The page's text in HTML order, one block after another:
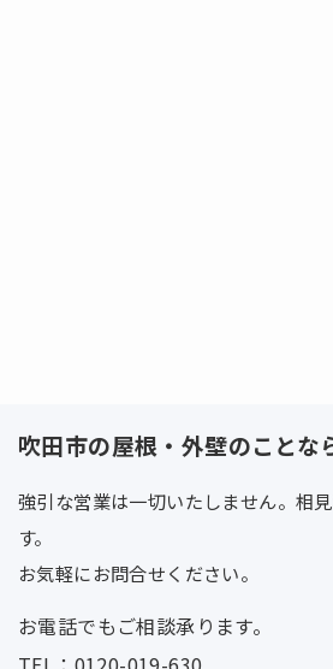
吹田市の屋根・外壁のことな
強引な営業は一切いたしません。相
す。
お気軽にお問合せください。
お電話でもご相談承ります。